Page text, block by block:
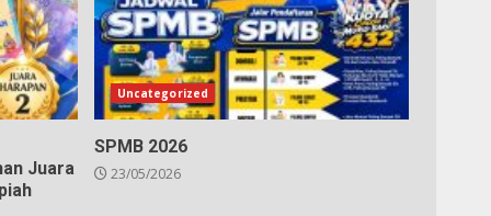
Juara
Uncategorized
SPMB 2026
23/05/2026